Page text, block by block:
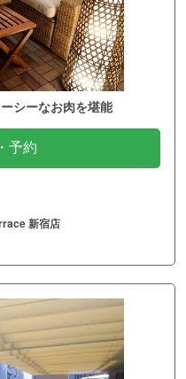
シーなお肉を堪能
予約
新宿店